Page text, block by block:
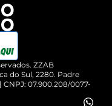
ZZAB
do Sul, 2280. Padre
CNPJ: 07.900.208/0077-